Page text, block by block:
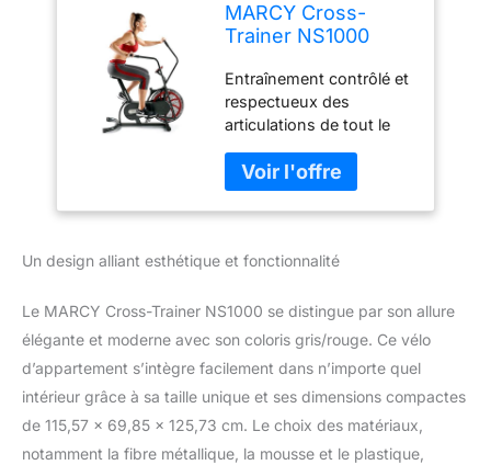
MARCY Cross-
Trainer NS1000
avec système de
résistance à l'air
Gris/Rouge Taille
Unique
Entraînement contrôlé et
respectueux des
articulations de tout le
poitrine, le dos, les bras
et les épaules et définit la
résistance à l'air. Plus
dur et plus rapide, plus la
Les niveaux de
résistance dépendent de
l'utilisateur. La selle peut
être réglée sur 7
hauteurs différentes de
66 cm à 86 cm. Le
moniteur LCD est
Un design alliant esthétique et fonctionnalité
Le MARCY Cross-Trainer NS1000 se distingue par son allure
élégante et moderne avec son coloris gris/rouge. Ce vélo
d’appartement s’intègre facilement dans n’importe quel
intérieur grâce à sa taille unique et ses dimensions compactes
de 115,57 x 69,85 x 125,73 cm. Le choix des matériaux,
notamment la fibre métallique, la mousse et le plastique,